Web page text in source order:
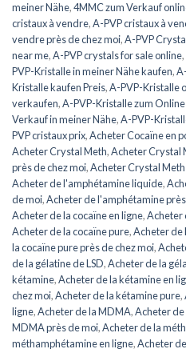
meiner Nähe,4MMC zum Verkauf
cristaux à vendre,A-PVP cristaux à
vendre près de chez moi,A-PVP
near me,A-PVP crystals for sale online,
PVP-Kristalle in meiner Nähe kaufen,
Kristalle kaufen Preis,A-PVP-Kristalle
verkaufen,A-PVP-Kristalle zum
Verkauf in meiner Nähe,A-PVP-
PVP cristaux prix,Acheter Cocaïne en
Acheter Crystal Meth,Acheter Crystal
près de chez moi,Acheter Crystal
Acheter de l'amphétamine liquide,
de moi,Acheter de l'amphétamine
Acheter de la cocaïne en ligne,Acheter
Acheter de la cocaïne pure,Acheter de
la cocaïne pure près de chez moi,
de la gélatine de LSD,Acheter de la
kétamine,Acheter de la kétamine en
chez moi,Acheter de la kétamine pure,
ligne,Acheter de la MDMA,Acheter de
MDMA près de moi,Acheter de la
méthamphétamine en ligne,Acheter